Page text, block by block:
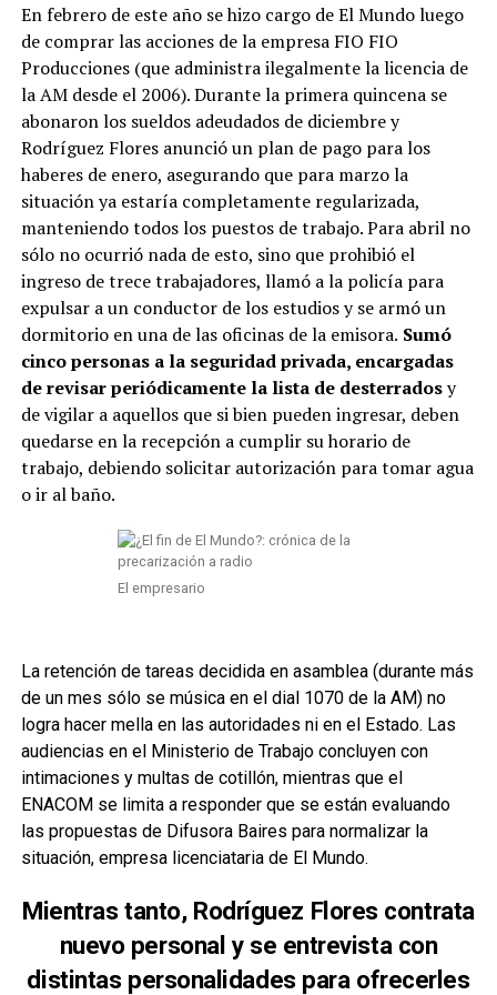
En febrero de este año se hizo cargo de El Mundo luego
de comprar las acciones de la empresa FIO FIO
Producciones (que administra ilegalmente la licencia de
la AM desde el 2006). Durante la primera quincena se
abonaron los sueldos adeudados de diciembre y
Rodríguez Flores anunció un plan de pago para los
haberes de enero, asegurando que para marzo la
situación ya estaría completamente regularizada,
manteniendo todos los puestos de trabajo. Para abril no
sólo no ocurrió nada de esto, sino que prohibió el
ingreso de trece trabajadores, llamó a la policía para
expulsar a un conductor de los estudios y se armó un
dormitorio en una de las oficinas de la emisora. Sumó
cinco personas a la seguridad privada, encargadas
de revisar periódicamente la lista de desterradosy
de vigilar a aquellos que si bien pueden ingresar, deben
quedarse en la recepción a cumplir su horario de
trabajo, debiendo solicitar autorización para tomar agua
o ir al baño.
El empresario
La retención de tareas decidida en asamblea (durante más
de un mes sólo se música en el dial 1070 de la AM) no
logra hacer mella en las autoridades ni en el Estado. Las
audiencias en el Ministerio de Trabajo concluyen con
intimaciones y multas de cotillón, mientras que el
ENACOM se limita a responder que se están evaluando
las propuestas de Difusora Baires para normalizar la
situación, empresa licenciataria de El Mundo.
Mientras tanto, Rodríguez Flores contrata
nuevo personal y se entrevista con
distintas personalidades para ofrecerles